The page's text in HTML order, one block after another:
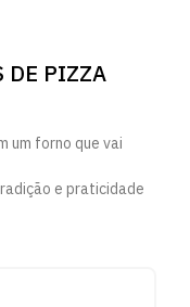
DE PIZZA
um forno que vai
e praticidade